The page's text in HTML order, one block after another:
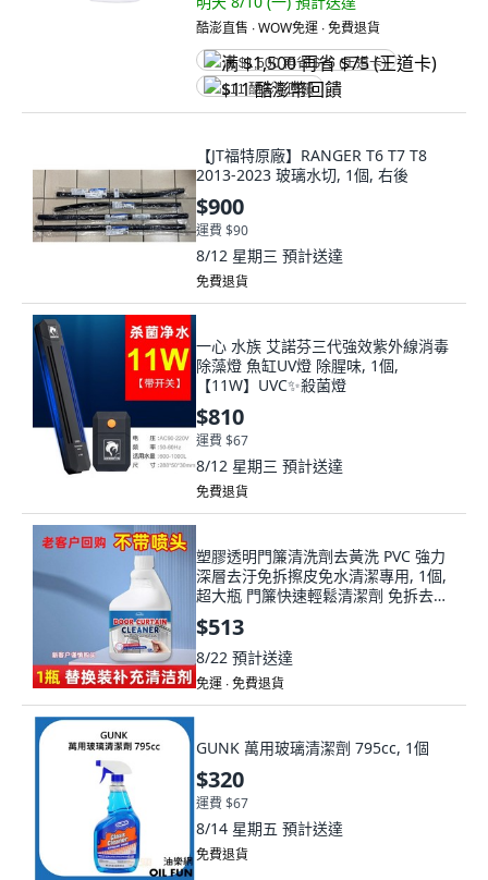
酷澎直售 ∙ WOW免運 ∙ 免費退貨
满 $1,500 再省 $75 (王道卡)
$11 酷澎幣回饋
【JT福特原廠】RANGER T6 T7 T8
2013-2023 玻璃水切, 1個, 右後
$900
運費 $90
8/12 星期三 預計送達
免費退貨
一心 水族 艾諾芬三代強效紫外線消毒
除藻燈 魚缸UV燈 除腥味, 1個,
【11W】UVC✨殺菌燈
$810
運費 $67
8/12 星期三 預計送達
免費退貨
塑膠透明門簾清洗劑去黃洗 PVC 強力
深層去汙免拆擦皮免水清潔專用, 1個,
超大瓶 門簾快速輕鬆清潔劑 免拆去污
, 3瓶 大店必備
$513
8/22 預計送達
免運 ∙ 免費退貨
GUNK 萬用玻璃清潔劑 795cc, 1個
$320
運費 $67
8/14 星期五 預計送達
免費退貨